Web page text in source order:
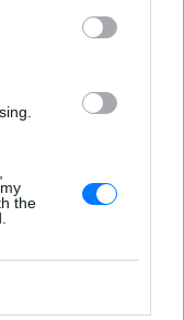
the
στην Ελλάδα:
οργής»
της χώρας.